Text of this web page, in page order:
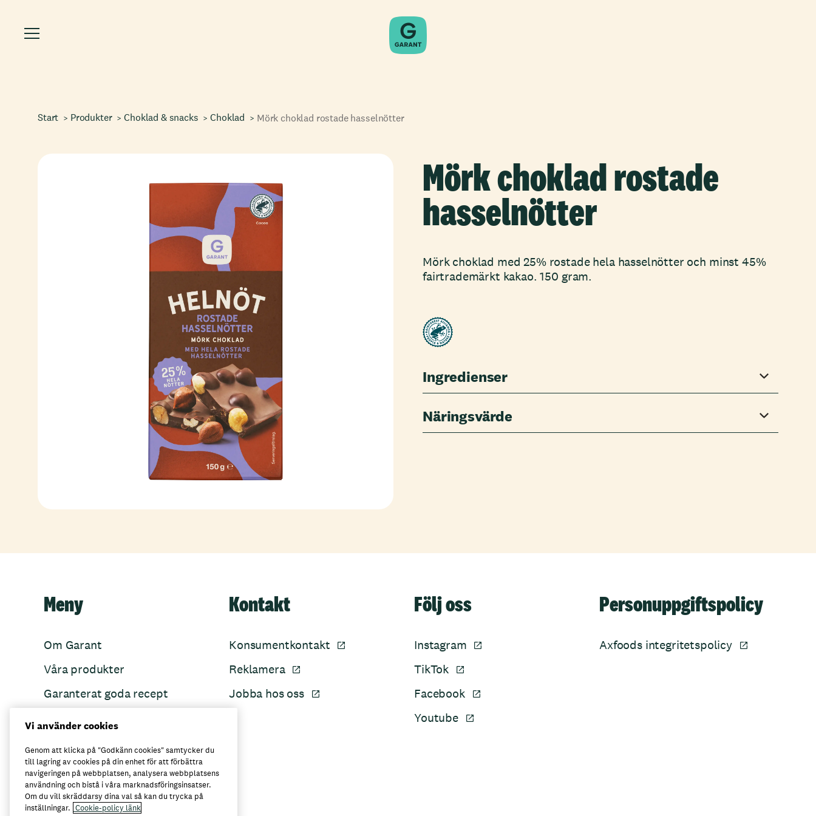
Start Produkter Choklad & snacks Choklad Mörk choklad rostade hasselnötter
Mörk choklad rostade
hasselnötter
Mörk choklad med 25% rostade hela hasselnötter och minst 45%
fairtrademärkt kakao. 150 gram.
Ingredienser
Näringsvärde
Meny
Om Garant
Våra produkter
Garanterat goda recept
Kontakt
Konsumentkontakt
Reklamera
Jobba hos oss
Följ oss
Instagram
TikTok
Facebook
Youtube
Personuppgiftspolicy
Axfoods integritetspolicy
Här kan du köpa Garant
Vi använder cookies
Genom att klicka på "Godkänn cookies" samtycker du
till lagring av cookies på din enhet för att förbättra
navigeringen på webbplatsen, analysera webbplatsens
användning och bistå i våra marknadsföringsinsatser.
Om du vill skräddarsy dina val så kan du trycka på
inställningar. Cookie-policy länk